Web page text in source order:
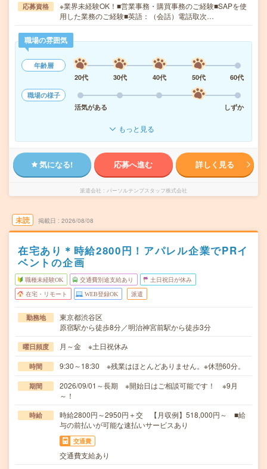
応募資格
※業界未経験OK！■営業事務・購買事務のご経験■SAPを使
用した業務のご経験■英語：（会話）電話取次…
職場の雰囲気
年齢層
20代
30代 40代 50代
60代
職場の様子
活気がある
しずか
もっと見る
気になる! 応募へ進む 詳しく見る
派遣会社 パーソルテンプスタッフ株式会社
未読 掲載日 2026/08/08
在宅あり＊時給2800円！アパレル企業でPRイ
ベントの企画
職種未経験OK 交通費別途支給あり 土日祝日が休み
在宅・リモート WEB登録OK 派遣
勤務地
東京都渋谷区
原宿駅から徒歩8分／明治神宮前駅から徒歩3分
曜日頻度 月～金 ※土日祝休み
時間 9:30～18:30 ※残業はほとんどありません。※休憩60分。
期間
2026/09/01～長期 ※開始日はご相談可能です！ ※9月
～！
時給
時給2800円～2950円＋交 【月収例】518,000円～ ■給
与の前払いが可能な速払いサービスあり
交通費
交通費支給あり